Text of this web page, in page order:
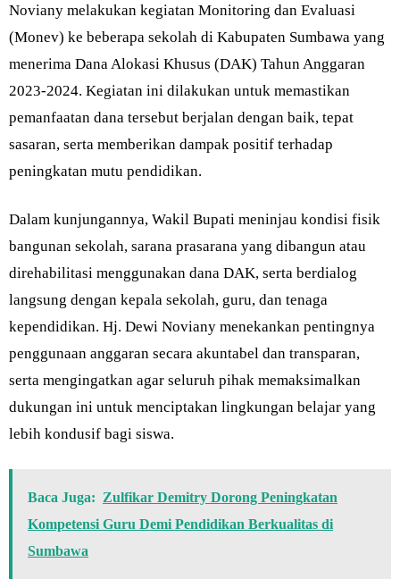
Noviany melakukan kegiatan Monitoring dan Evaluasi
(Monev) ke beberapa sekolah di Kabupaten Sumbawa yang
menerima Dana Alokasi Khusus (DAK) Tahun Anggaran
2023-2024. Kegiatan ini dilakukan untuk memastikan
pemanfaatan dana tersebut berjalan dengan baik, tepat
sasaran, serta memberikan dampak positif terhadap
peningkatan mutu pendidikan.
Dalam kunjungannya, Wakil Bupati meninjau kondisi fisik
bangunan sekolah, sarana prasarana yang dibangun atau
direhabilitasi menggunakan dana DAK, serta berdialog
langsung dengan kepala sekolah, guru, dan tenaga
kependidikan. Hj. Dewi Noviany menekankan pentingnya
penggunaan anggaran secara akuntabel dan transparan,
serta mengingatkan agar seluruh pihak memaksimalkan
dukungan ini untuk menciptakan lingkungan belajar yang
lebih kondusif bagi siswa.
Baca Juga: Zulfikar Demitry Dorong Peningkatan
Kompetensi Guru Demi Pendidikan Berkualitas di
Sumbawa